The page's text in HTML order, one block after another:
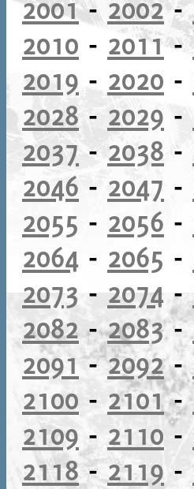
2001- 2002-
2010 - 2011-
2019 - 2020 -
2028 - 2029 -
2037- 2038 -
2046 - 2047 -
2055 - 2056 -
2064 - 2065 -
2073 - 2074 -
2082-2083-
2091-2092-
2100 - 2101-
2109 - 2110-
2118-2119 -